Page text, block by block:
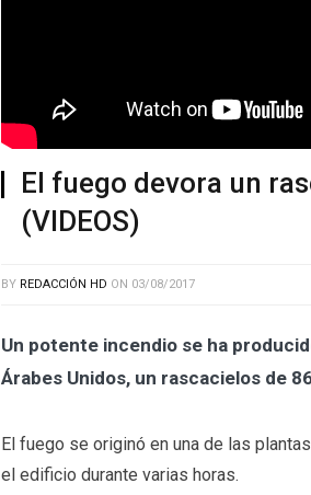
El fuego devora un
(VIDEOS)
BY REDACCIÓN HD ON 03/08/2017
Un potente incendio se ha
Árabes Unidos, un rascacielos de
El fuego se originó en una de las
el edificio durante varias horas.